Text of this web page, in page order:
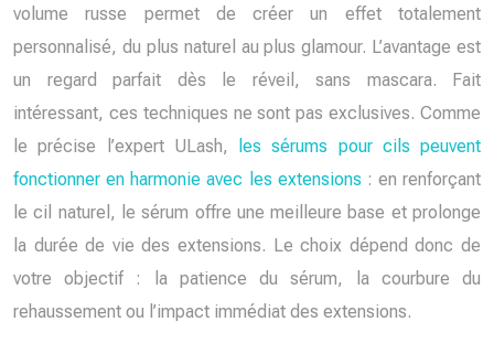
volume russe permet de créer un effet totalement
personnalisé, du plus naturel au plus glamour. L’avantage est
un regard parfait dès le réveil, sans mascara. Fait
intéressant, ces techniques ne sont pas exclusives. Comme
le précise l’expert ULash,
les sérums pour cils peuvent
fonctionner en harmonie avec les extensions : en renforçant
le cil naturel, le sérum offre une meilleure base et prolonge
la durée de vie des extensions. Le choix dépend donc de
votre objectif : la patience du sérum, la courbure du
rehaussement ou l’impact immédiat des extensions.